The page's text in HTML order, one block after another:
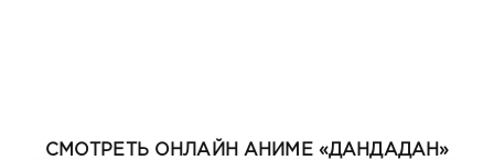
СМОТРЕТЬ ОНЛАЙН АНИМЕ «ДАНДАДАН»